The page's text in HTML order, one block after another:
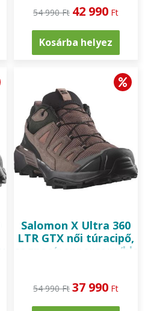
54 990 Ft 42 990 Ft
Kosárba helyez
Salomon X Ultra 360
LTR GTX női túracipő,
cognac/peppercorn/
54 990 Ft 37 990 Ft